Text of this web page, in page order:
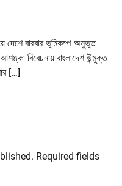
দেশে বারবার ভূমিকম্প অনুভূত
বিবেচনায় বাংলাদেশ উন্মুক্ত
[…]
Required fields